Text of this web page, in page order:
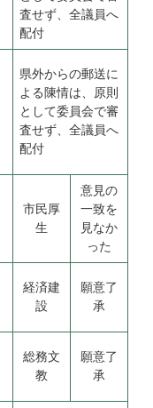
査せず、全議員へ
配付
県外からの郵送に
よる陳情は、原則
として委員会で審
査せず、全議員へ
配付
市民厚
生
意見の
一致を
見なか
った
経済建
設
願意了
承
総務文
教
願意了
承